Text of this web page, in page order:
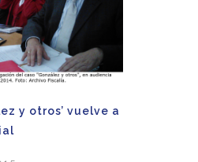
y otros’ vuelve a